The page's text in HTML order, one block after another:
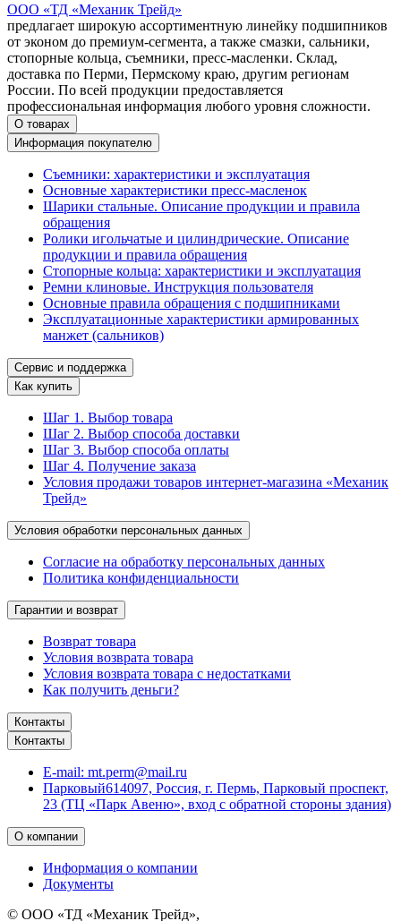
ООО «ТД «Механик Трейд»
предлагает широкую ассортиментную линейку подшипников
от эконом до премиум-сегмента, а также смазки, сальники,
стопорные кольца, съемники, пресс-масленки. Склад,
доставка по Перми, Пермскому краю, другим регионам
России. По всей продукции предоставляется
профессиональная информация любого уровня сложности.
О товарах
Информация покупателю
Съемники: характеристики и эксплуатация
Основные характеристики пресс‑масленок
Шарики стальные. Описание продукции и правила
обращения
Ролики игольчатые и цилиндрические. Описание
продукции и правила обращения
Стопорные кольца: характеристики и эксплуатация
Ремни клиновые. Инструкция пользователя
Основные правила обращения с подшипниками
Эксплуатационные характеристики армированных
манжет (сальников)
Сервис и поддержка
Как купить
Шаг 1. Выбор товара
Шаг 2. Выбор способа доставки
Шаг 3. Выбор способа оплаты
Шаг 4. Получение заказа
Условия продажи товаров интернет-магазина «Механик
Трейд»
Условия обработки персональных данных
Согласие на обработку персональных данных
Политика конфиденциальности
Гарантии и возврат
Возврат товара
Условия возврата товара
Условия возврата товара с недостатками
Как получить деньги?
Контакты
Контакты
E-mail: mt.perm@mail.ru
Парковый614097, Россия, г. Пермь, Парковый проспект,
23 (ТЦ «Парк Авеню», вход с обратной стороны здания)
О компании
Информация о компании
Документы
© ООО «ТД «Механик Трейд»,